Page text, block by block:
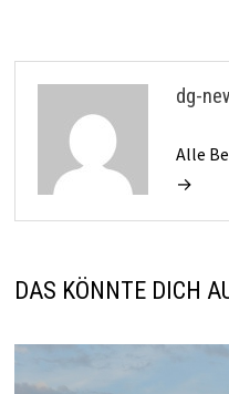
dg-
Alle
→
DAS KÖNNTE DICH